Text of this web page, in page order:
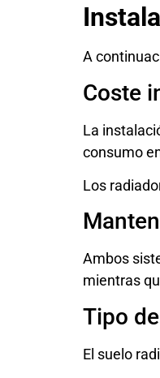
A
Coste
La
consumo
Los
Ambos
mientras
Tipo
El suelo